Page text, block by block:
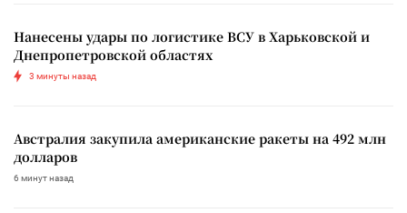
Нанесены удары по логистике ВСУ в Харьковской и
Днепропетровской областях
3 минуты назад
Австралия закупила американские ракеты на 492 млн
долларов
6 минут назад